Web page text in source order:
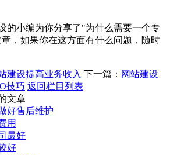
的小编为你分享了"为什么需要一个专
，如果你在这方面有什么问题，随时
建设提高业务收入 下一篇： 网站建设
技巧 返回栏目列表
文章
好售后维护
用
最好
好